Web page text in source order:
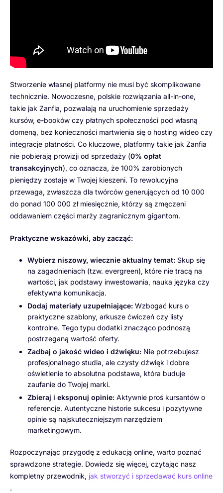
Stworzenie własnej platformy nie musi być skomplikowane
technicznie. Nowoczesne, polskie rozwiązania all-in-one,
takie jak Zanfia, pozwalają na uruchomienie sprzedaży
kursów, e-booków czy płatnych społeczności pod własną
domeną, bez konieczności martwienia się o hosting wideo czy
integracje płatności. Co kluczowe, platformy takie jak Zanfia
nie pobierają prowizji od sprzedaży (0% opłat
transakcyjnych), co oznacza, że 100% zarobionych
pieniędzy zostaje w Twojej kieszeni. To rewolucyjna
przewaga, zwłaszcza dla twórców generujących od 10 000
do ponad 100 000 zł miesięcznie, którzy są zmęczeni
oddawaniem części marży zagranicznym gigantom.
Praktyczne wskazówki, aby zacząć:
Wybierz niszowy, wiecznie aktualny temat: Skup się
na zagadnieniach (tzw. evergreen), które nie tracą na
wartości, jak podstawy inwestowania, nauka języka czy
efektywna komunikacja.
Dodaj materiały uzupełniające: Wzbogać kurs o
praktyczne szablony, arkusze ćwiczeń czy listy
kontrolne. Tego typu dodatki znacząco podnoszą
postrzeganą wartość oferty.
Zadbaj o jakość wideo i dźwięku: Nie potrzebujesz
profesjonalnego studia, ale czysty dźwięk i dobre
oświetlenie to absolutna podstawa, która buduje
zaufanie do Twojej marki.
Zbieraj i eksponuj opinie: Aktywnie proś kursantów o
referencje. Autentyczne historie sukcesu i pozytywne
opinie są najskuteczniejszym narzędziem
marketingowym.
Rozpoczynając przygodę z edukacją online, warto poznać
sprawdzone strategie. Dowiedz się więcej, czytając nasz
kompletny przewodnik, jak stworzyć i sprzedawać kurs online
.